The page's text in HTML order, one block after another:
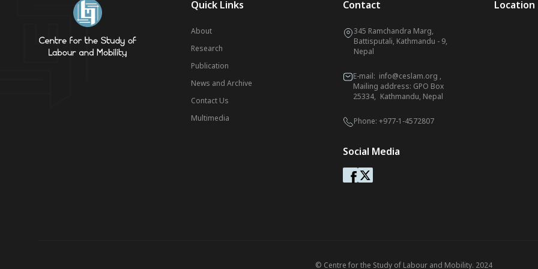
Quick Links
About
Research
Publication
News and Archive
Contact Us
Multimedia
Contact
345 Ramchandra Marg,
Battisputali, Kathmandu - 9,
Nepal
E-mail: info@ceslam.org ,
Mailing address: GPO Box
25334, Kathmandu, Nepal
Phone: +977-1-4572807
Social Media
Location
© Centre for the Study of Labour and Mobility. 2024